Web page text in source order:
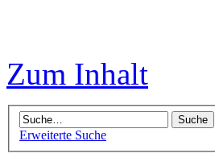
Zum Inhalt
Erweiterte Suche